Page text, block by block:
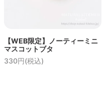
【WEB限定】ノーティーミニ
マスコットブタ
330円(税込)